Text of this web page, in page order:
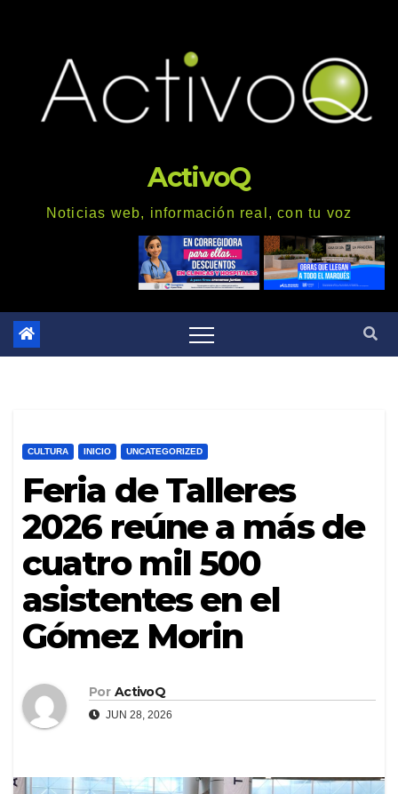
ActivoQ
Noticias web, información real, con tu voz
CULTURA INICIO UNCATEGORIZED
Feria de Talleres
2026 reúne a más de
cuatro mil 500
asistentes en el
Gómez Morin
Por ActivoQ
JUN 28, 2026